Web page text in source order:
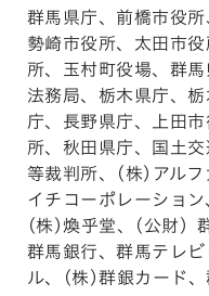
群馬県庁、前橋市役
勢崎市役所、太田市
所、玉村町役場、群
法務局、栃木県庁、
庁、長野県庁、上田
所、秋田県庁、国土
等裁判所、(株)アル
イチコーポレーショ
(株)煥乎堂、(公財）
群馬銀行、群馬テレ
ル、(株)群銀カード